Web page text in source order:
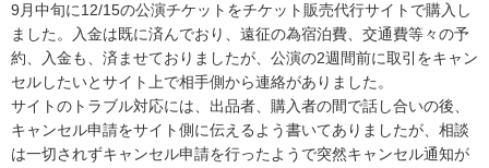
9月中旬に12/15の公演チケットをチケット販売代行サイトで購入し
ました。入金は既に済んでおり、遠征の為宿泊費、交通費等々の予
約、入金も、済ませておりましたが、公演の2週間前に取引をキャン
セルしたいとサイト上で相手側から連絡がありました。
サイトのトラブル対応には、出品者、購入者の間で話し合いの後、
キャンセル申請をサイト側に伝えるよう書いてありましたが、相談
は一切されずキャンセル申請を行ったようで突然キャンセル通知が